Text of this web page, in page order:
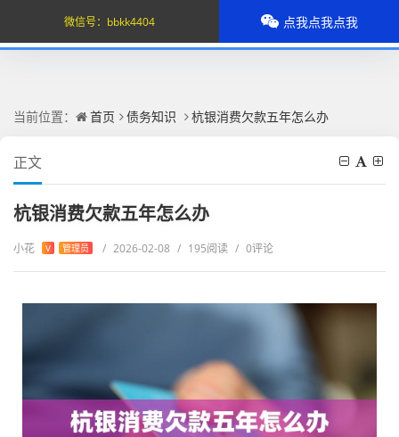
当前位置： 首页 债务知识 杭银消费欠款五年怎么办
正文
杭银消费欠款五年怎么办
小花 V 管理员 / 2026-02-08 / 195阅读 / 0评论
微信号： bbkk4404 点我点我点我